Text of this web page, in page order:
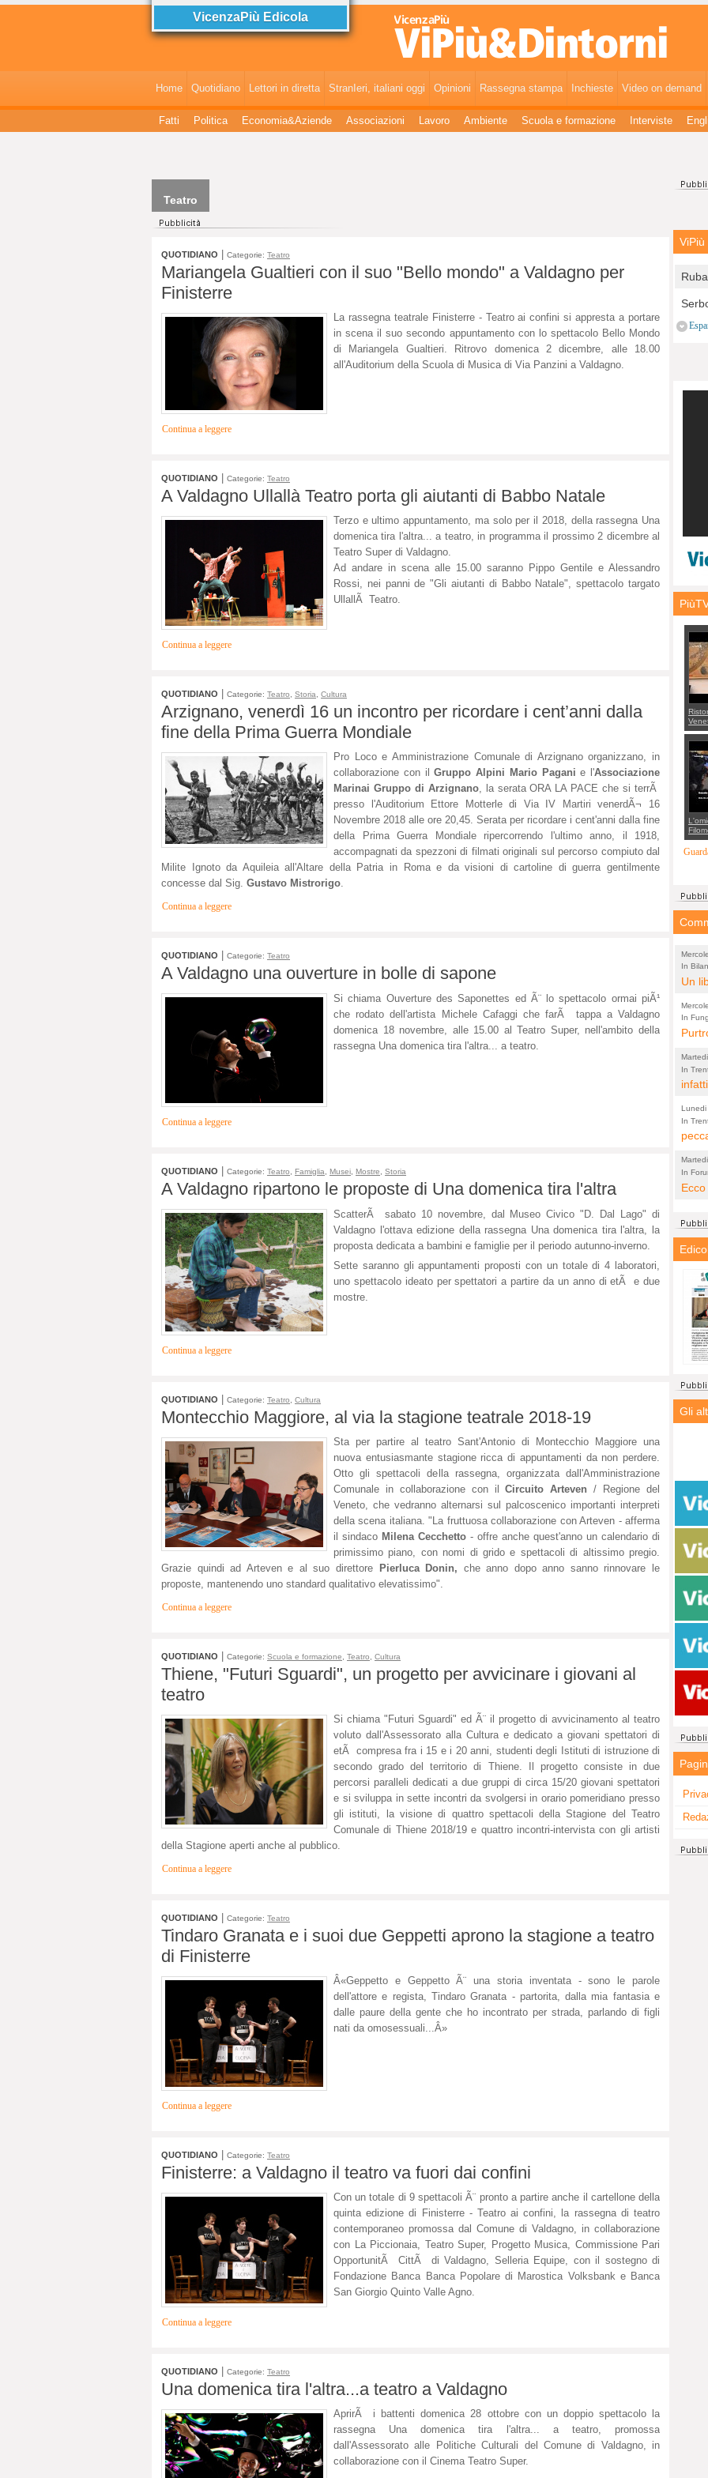
VicenzaPiù Edicola
Home Quotidiano Lettori in diretta StranIeri, italiani oggi Opinioni Rassegna stampa Inchieste Video on demand
Fatti Politica Economia&Aziende Associazioni Lavoro Ambiente Scuola e formazione Interviste
Teatro
QUOTIDIANO Categorie: Teatro
Mariangela Gualtieri con il suo "Bello mondo" a Valdagno per
Finisterre
La rassegna teatrale Finisterre - Teatro ai confini si appresta a portare
in scena il suo secondo appuntamento con lo spettacolo Bello Mondo
di Mariangela Gualtieri. Ritrovo domenica 2 dicembre, alle 18.00
all'Auditorium della Scuola di Musica di Via Panzini a Valdagno.
Continua a leggere
QUOTIDIANO Categorie: Teatro
A Valdagno Ullallà Teatro porta gli aiutanti di Babbo Natale
Terzo e ultimo appuntamento, ma solo per il 2018, della rassegna Una
domenica tira l'altra... a teatro, in programma il prossimo 2 dicembre al
Teatro Super di Valdagno.
Ad andare in scena alle 15.00 saranno Pippo Gentile e Alessandro
Rossi, nei panni de "Gli aiutanti di Babbo Natale", spettacolo targato
UllallÃ Teatro.
Continua a leggere
QUOTIDIANO Categorie: Teatro Storia Cultura
Arzignano, venerdì 16 un incontro per ricordare i cent’anni dalla
fine della Prima Guerra Mondiale
Pro Loco e Amministrazione Comunale di Arzignano organizzano, in
collaborazione con ilGruppo Alpini Mario Paganie l'Associazione
Marinai Gruppo di Arzignano, la serata ORA LA PACE che si terrÃ
presso l'Auditorium Ettore Motterle di Via IV Martiri venerdÃ¬ 16
Novembre 2018 alle ore 20,45. Serata per ricordare i cent'anni dalla fine
della Prima Guerra Mondiale ripercorrendo l'ultimo anno, il 1918,
accompagnati da spezzoni di filmati originali sul percorso compiuto dal
Milite Ignoto da Aquileia all'Altare della Patria in Roma e da visioni di cartoline di guerra gentilmente
concesse dal Sig. Gustavo Mistrorigo.
Continua a leggere
QUOTIDIANO Categorie: Teatro
A Valdagno una ouverture in bolle di sapone
Si chiama Ouverture des Saponettes ed Ã¨ lo spettacolo ormai piÃ¹
che rodato dell'artista Michele Cafaggi che farÃ tappa a Valdagno
domenica 18 novembre, alle 15.00 al Teatro Super, nell'ambito della
rassegna Una domenica tira l'altra... a teatro.
Continua a leggere
QUOTIDIANO Categorie: Teatro Famiglia Musei Mostre Storia
A Valdagno ripartono le proposte di Una domenica tira l'altra
ScatterÃ sabato 10 novembre, dal Museo Civico "D. Dal Lago" di
Valdagno l'ottava edizione della rassegna Una domenica tira l'altra, la
proposta dedicata a bambini e famiglie per il periodo autunno-inverno.
Sette saranno gli appuntamenti proposti con un totale di 4 laboratori,
uno spettacolo ideato per spettatori a partire da un anno di etÃ e due
mostre.
Continua a leggere
QUOTIDIANO Categorie: Teatro Cultura
Montecchio Maggiore, al via la stagione teatrale 2018-19
Sta per partire al teatro Sant'Antonio di Montecchio Maggiore una
nuova entusiasmante stagione ricca di appuntamenti da non perdere.
Otto gli spettacoli della rassegna, organizzata dall'Amministrazione
Comunale in collaborazione con ilCircuito Arteven / Regione del
Veneto, che vedranno alternarsi sul palcoscenico importanti interpreti
della scena italiana. "La fruttuosa collaborazione con Arteven - afferma
il sindaco Milena Cecchetto - offre anche quest'anno un calendario di
primissimo piano, con nomi di grido e spettacoli di altissimo pregio.
Grazie quindi ad Arteven e al suo direttore
Pierluca Donin, che anno dopo anno sanno rinnovare le
proposte, mantenendo uno standard qualitativo elevatissimo".
Continua a leggere
QUOTIDIANO Categorie: Scuola e formazione Teatro Cultura
Thiene, "Futuri Sguardi", un progetto per avvicinare i giovani al
teatro
Si chiama "Futuri Sguardi" ed Ã¨ il progetto di avvicinamento al teatro
voluto dall'Assessorato alla Cultura e dedicato a giovani spettatori di
etÃ compresa fra i 15 e i 20 anni, studenti degli Istituti di istruzione di
secondo grado del territorio di Thiene. Il progetto consiste in due
percorsi paralleli dedicati a due gruppi di circa 15/20 giovani spettatori
e si sviluppa in sette incontri da svolgersi in orario pomeridiano presso
gli istituti, la visione di quattro spettacoli della Stagione del Teatro
Comunale di Thiene 2018/19 e quattro incontri-intervista con gli artisti
della Stagione aperti anche al pubblico.
Continua a leggere
QUOTIDIANO Categorie: Teatro
Tindaro Granata e i suoi due Geppetti aprono la stagione a teatro
di Finisterre
Â«Geppetto e Geppetto Ã¨ una storia inventata - sono le parole
dell'attore e regista, Tindaro Granata - partorita, dalla mia fantasia e
dalle paure della gente che ho incontrato per strada, parlando di figli
nati da omosessuali...Â»
Continua a leggere
QUOTIDIANO Categorie: Teatro
Finisterre: a Valdagno il teatro va fuori dai confini
Con un totale di 9 spettacoli Ã¨ pronto a partire anche il cartellone della
quinta edizione di Finisterre - Teatro ai confini, la rassegna di teatro
contemporaneo promossa dal Comune di Valdagno, in collaborazione
con La Piccionaia, Teatro Super, Progetto Musica, Commissione Pari
OpportunitÃ CittÃ di Valdagno, Selleria Equipe, con il sostegno di
Fondazione Banca Banca Popolare di Marostica Volksbank e Banca
San Giorgio Quinto Valle Agno.
Continua a leggere
QUOTIDIANO Categorie: Teatro
Una domenica tira l'altra...a teatro a Valdagno
AprirÃ i battenti domenica 28 ottobre con un doppio spettacolo la
rassegna Una domenica tira l'altra... a teatro, promossa
dall'Assessorato alle Politiche Culturali del Comune di Valdagno, in
collaborazione con il Cinema Teatro Super.
ViPiù
con
In
Un
dei
che
In
solo
In
a
In
a
In
deve
Gli